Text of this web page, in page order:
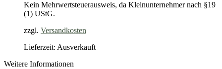
Kein Mehrwertsteuerausweis, da Kleinunternehmer nach §19
(1) UStG.
zzgl. Versandkosten
Lieferzeit: Ausverkauft
Weitere Informationen